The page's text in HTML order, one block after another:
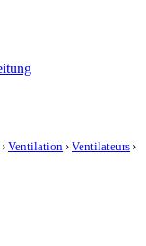
› Ventilation › Ventilateurs ›